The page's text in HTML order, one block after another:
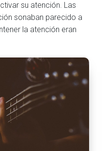
su atención. Las
sonaban parecido a
la atención eran